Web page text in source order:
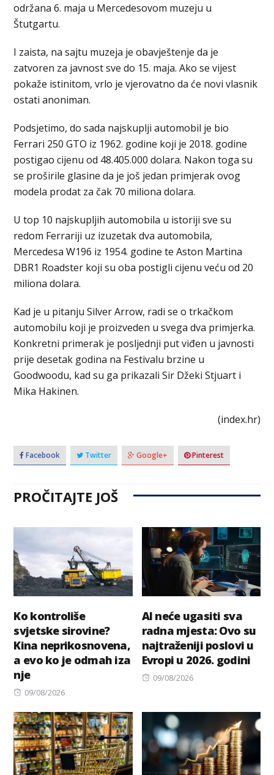
održana 6. maja u Mercedesovom muzeju u
Štutgartu.
I zaista, na sajtu muzeja je obavještenje da je
zatvoren za javnost sve do 15. maja. Ako se vijest
pokaže istinitom, vrlo je vjerovatno da će novi vlasnik
ostati anoniman.
Podsjetimo, do sada najskuplji automobil je bio
Ferrari 250 GTO iz 1962. godine koji je 2018. godine
postigao cijenu od 48.405.000 dolara. Nakon toga su
se proširile glasine da je još jedan primjerak ovog
modela prodat za čak 70 miliona dolara.
U top 10 najskupljih automobila u istoriji sve su
redom Ferrariji uz izuzetak dva automobila,
Mercedesa W196 iz 1954. godine te Aston Martina
DBR1 Roadster koji su oba postigli cijenu veću od 20
miliona dolara.
Kad je u pitanju Silver Arrow, radi se o trkačkom
automobilu koji je proizveden u svega dva primjerka.
Konkretni primerak je posljednji put viđen u javnosti
prije desetak godina na Festivalu brzine u
Goodwoodu, kad su ga prikazali Sir Džeki Stjuart i
Mika Hakinen.
(index.hr)
Facebook Twitter Google+ Pinterest
PROČITAJTE JOŠ
Ko kontroliše
svjetske sirovine?
Kina neprikosnovena,
a evo ko je odmah iza
nje
Posted
09/08/2026
AI neće ugasiti sva
radna mjesta: Ovo su
najtraženiji poslovi u
Evropi u 2026. godini
Posted
09/08/2026